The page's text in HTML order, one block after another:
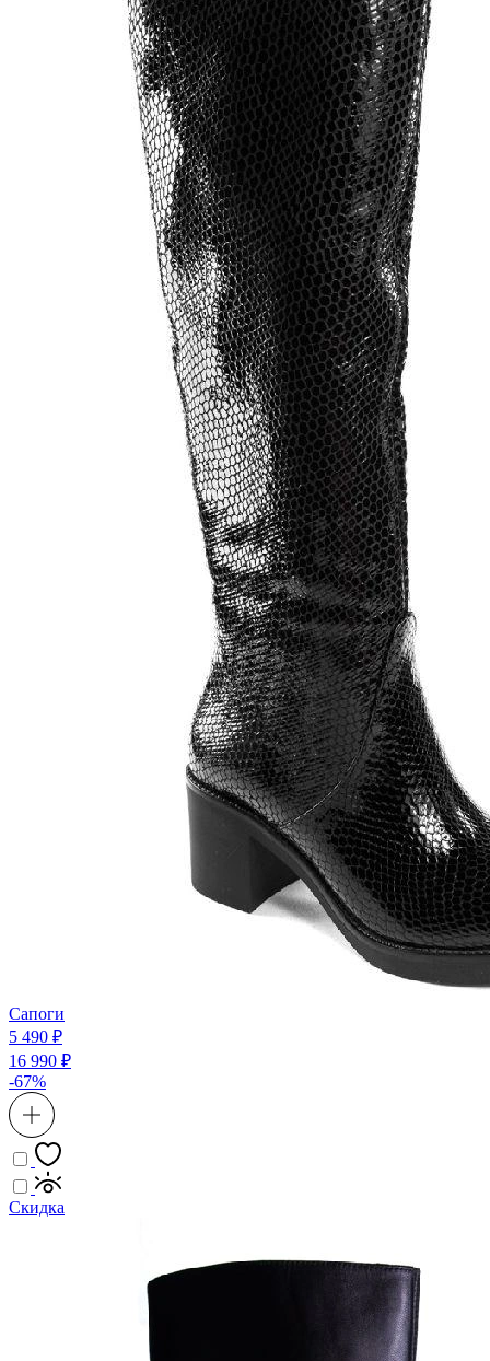
Сапоги
5 490 ₽
16 990 ₽
-67%
Скидка